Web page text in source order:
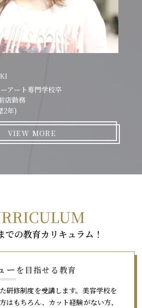
アート専門学校卒
店勤務
2年)
VIEW MORE
での教育カリキュラム！
ー を目指せる教育
研修制度を受講します。美容学校を
はもちろん、カット経験がない方、